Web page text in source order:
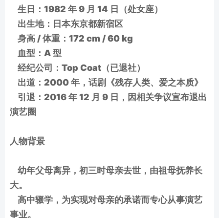
生日：1982 年 9 月 14 日（处女座）
出生地：日本东京都新宿区
身高 / 体重：172 cm / 60 kg
血型：A 型
经纪公司：Top Coat（已退社）
出道：2000 年，话剧《残存人类、爱之本质》
引退：2016 年 12 月 9 日，因相关争议宣布退出
演艺圈
人物背景
幼年父母离异，初三时母亲去世，由祖母抚养长
大。
高中辍学，为实现对母亲的承诺而专心从事演艺
事业。